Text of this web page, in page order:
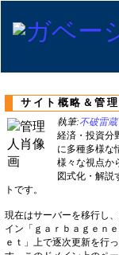
サイト概略＆管理
執筆:不破雷蔵
経済・投資分
に多種多様な
様々な視点か
図式化・解説
トです。
現在はサーバーを移行し
イン「ｇａｒｂａｇｅｎ
ｅｔ」上で逐次更新を行